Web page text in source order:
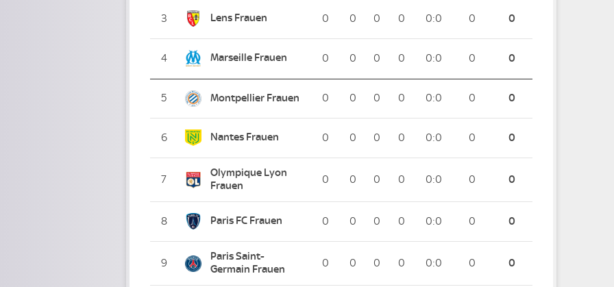
3 Lens Frauen 0 0 0 0 0:0 0 0
4 Marseille Frauen 0 0 0 0 0:0 0 0
5 Montpellier Frauen 0 0 0 0 0:0 0 0
6 Nantes Frauen 0 0 0 0 0:0 0 0
7
Olympique Lyon
Frauen
0 0 0 0 0:0 0 0
8 Paris FC Frauen 0 0 0 0 0:0 0 0
9
Paris Saint-
Germain Frauen
0 0 0 0 0:0 0 0